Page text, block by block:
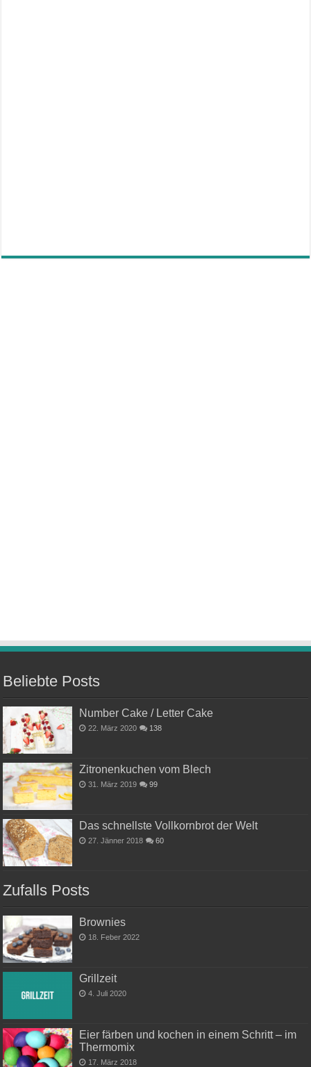
Beliebte Posts
Number Cake / Letter Cake
22. März 2020 138
Zitronenkuchen vom Blech
31. März 2019 99
Das schnellste Vollkornbrot der Welt
27. Jänner 2018 60
Zufalls Posts
Brownies
18. Feber 2022
Grillzeit
4. Juli 2020
Eier färben und kochen in einem Schritt – im
Thermomix
17. März 2018